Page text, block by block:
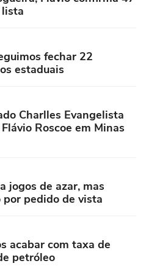
lista
fechar 22
estaduais
Charlles Evangelista
Roscoe em Minas
jogos de azar, mas
pedido de vista
acabar com taxa de
petróleo